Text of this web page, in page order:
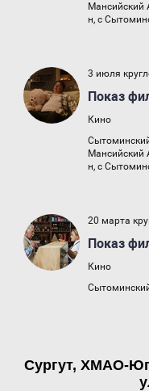
Сургут, ХМАО-